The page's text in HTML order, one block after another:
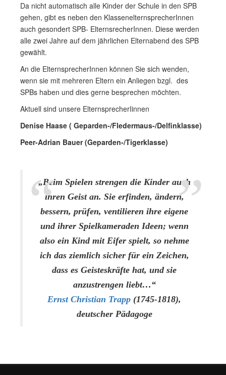
Da nicht automatisch alle Kinder der Schule in den SPB
gehen, gibt es neben den KlassenelternsprecherInnen
auch gesondert SPB- ElternsrecherInnen. Diese werden
alle zwei Jahre auf dem jährlichen Elternabend des SPB
gewählt.
An die ElternsprecherInnen können Sie sich wenden,
wenn sie mit mehreren Eltern ein Anliegen bzgl. des
SPBs haben und dies gerne besprechen möchten.
Aktuell sind unsere ElternsprecherIinnen
Denise Haase ( Geparden-/Fledermaus-/Delfinklasse)
Peer-Adrian Bauer (Geparden-/Tigerklasse)
„Beim Spielen strengen die Kinder auch
ihren Geist an. Sie erfinden, ändern,
bessern, prüfen, ventilieren ihre eigene
und ihrer Spielkameraden Ideen; wenn
also ein Kind mit Eifer spielt, so nehme
ich das ziemlich sicher für ein Zeichen,
dass es Geisteskräfte hat, und sie
anzustrengen liebt…“
Ernst Christian Trapp (1745-1818),
deutscher Pädagoge